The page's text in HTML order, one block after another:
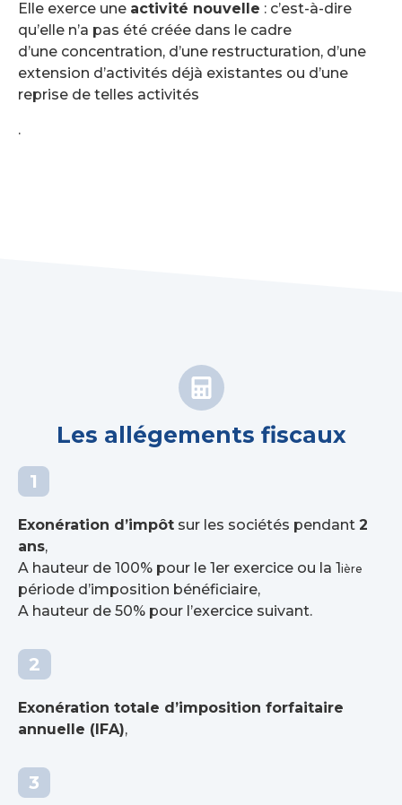
Elle exerce une activité nouvelle : c’est-à-dire
qu’elle n’a pas été créée dans le cadre
d’une concentration, d’une restructuration, d’une
extension d’activités déjà existantes ou d’une
reprise de telles activités
.
Les allégements fiscaux
Exonération d’impôt sur les sociétés pendant 2
ans,
A hauteur de 100% pour le 1er exercice ou la 1ière
période d’imposition bénéficiaire,
A hauteur de 50% pour l’exercice suivant.
Exonération totale d’imposition forfaitaire
annuelle (IFA),